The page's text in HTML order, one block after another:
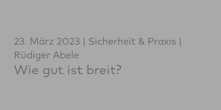
23. März 2023
Sicherheit & Praxis
Rüdiger Abele
Wie gut ist breit?